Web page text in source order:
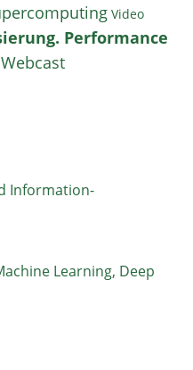
Video
Performance
Webcast
Information-
Learning, Deep